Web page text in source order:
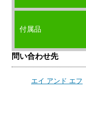
付属品
問い合わせ先
エイ アンド エフ